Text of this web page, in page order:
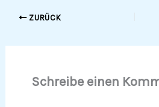
ZURÜCK
Schreibe einen